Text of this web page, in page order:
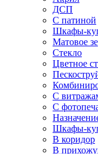
ДСП
С патиной
Шкафы-
Матовое
Стекло
Цветное
С
С
Шкафы-
В коридор
В